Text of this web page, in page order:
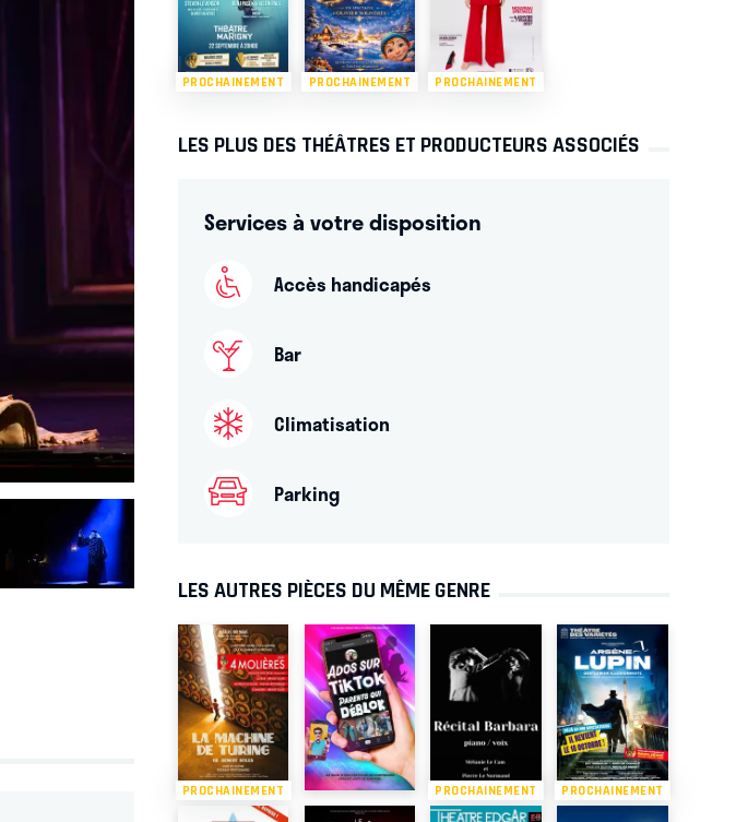
PROCHAINEMENT PROCHAINEMENT PROCHAINEMENT
LES PLUS DES THÉÂTRES ET PRODUCTEURS ASSOCIÉS
Services à votre disposition
Accès handicapés
Bar
Climatisation
Parking
LES AUTRES PIÈCES DU MÊME GENRE
PROCHAINEMENT PROCHAINEMENT PROCHAINEMENT